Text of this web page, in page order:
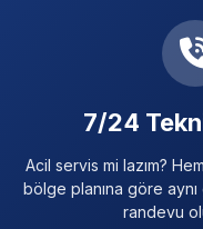
7/24
Acil servis mi lazım?
bölge planına göre
randevu